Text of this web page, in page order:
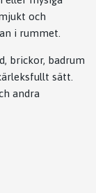
och
i rummet.
brickor, badrum
sätt.
andra